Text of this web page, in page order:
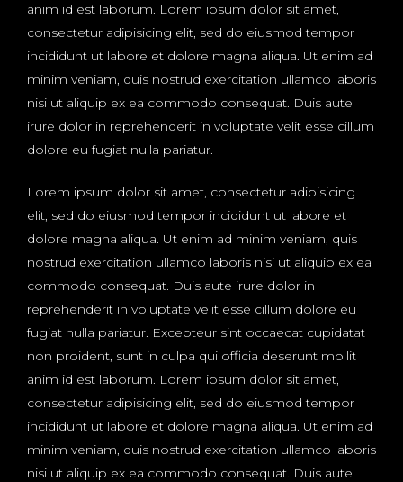
anim id est laborum. Lorem ipsum dolor sit amet,
consectetur adipisicing elit, sed do eiusmod tempor
incididunt ut labore et dolore magna aliqua. Ut enim ad
minim veniam, quis nostrud exercitation ullamco laboris
nisi ut aliquip ex ea commodo consequat. Duis aute
irure dolor in reprehenderit in voluptate velit esse cillum
dolore eu fugiat nulla pariatur.
Lorem ipsum dolor sit amet, consectetur adipisicing
elit, sed do eiusmod tempor incididunt ut labore et
dolore magna aliqua. Ut enim ad minim veniam, quis
nostrud exercitation ullamco laboris nisi ut aliquip ex ea
commodo consequat. Duis aute irure dolor in
reprehenderit in voluptate velit esse cillum dolore eu
fugiat nulla pariatur. Excepteur sint occaecat cupidatat
non proident, sunt in culpa qui officia deserunt mollit
anim id est laborum. Lorem ipsum dolor sit amet,
consectetur adipisicing elit, sed do eiusmod tempor
incididunt ut labore et dolore magna aliqua. Ut enim ad
minim veniam, quis nostrud exercitation ullamco laboris
nisi ut aliquip ex ea commodo consequat. Duis aute